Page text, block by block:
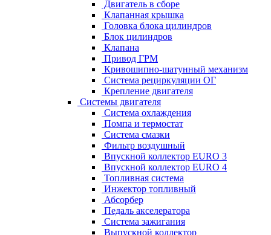
Двигатель в сборе
Клапанная крышка
Головка блока цилиндров
Блок цилиндров
Клапана
Привод ГРМ
Кривошипно-шатунный механизм
Система рециркуляции ОГ
Крепление двигателя
Системы двигателя
Система охлаждения
Помпа и термостат
Система смазки
Фильтр воздушный
Впускной коллектор EURO 3
Впускной коллектор EURO 4
Топливная система
Инжектор топливный
Абсорбер
Педаль акселератора
Система зажигания
Выпускной коллектор